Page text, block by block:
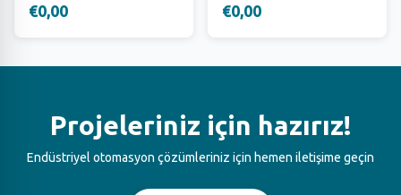
€0,00 €0,00
Projeleriniz için hazırız!
Endüstriyel otomasyon çözümleriniz için hemen iletişime geçin